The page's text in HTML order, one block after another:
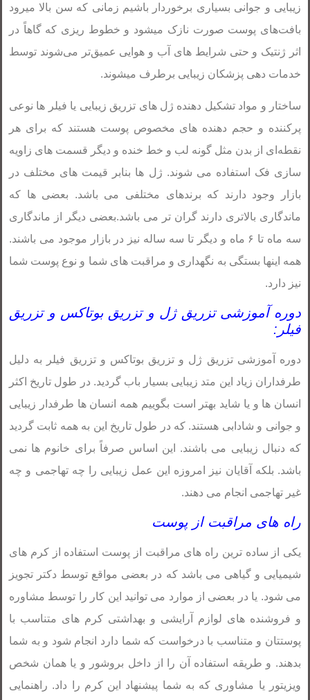
زیبایی و جوانی بسیاری برخوردار باشیم زمانی که سن بالا میرود
بافت‌های پوست صورت نازک میشود و خطوط ریزی که گاهاً در
اثر ژنتیک و حتی شرایط های آب و هوایی عمیق‌تر می‌شوند توسط
خدمات دهی پزشکان زیبایی برطرف میشوند.
ساختار و مواد تشکیل دهنده ژل های تزریق زیبایی یا فیلر ها نوعی
پرکننده و حجم دهنده های مخصوص پوست هستند که برای هر
نقطه‌ای از بدن مثل گونه لب و خط خنده و دیگر قسمت های زاویه
سازی فک استفاده می شوند. ژل ها بنابر قیمت های مختلف در
بازار وجود دارند که برندهای مختلفی می باشد. بعضی ها که
ماندگاری بالاتری دارند گران تر می باشد.بعضی دیگر از ماندگاری
سه ماه تا ۶ ماه و دیگر تا سه ساله نیز در بازار موجود می باشند.
همه اینها بستگی به نگهداری و مراقبت های شما و نوع پوست شما
نیز دارد.
دوره آموزشی تزریق ژل و تزریق بوتاکس و تزریق
فیلر:
دوره آموزشی تزریق ژل و تزریق بوتاکس و تزریق فیلر به دلیل
طرفداران زیاد این متد زیبایی بسیار باب گردید. در طول تاریخ اکثر
انسان ها و یا شاید بهتر است بگوییم همه انسان ها طرفدار زیبایی
و جوانی و شادابی هستند. که در طول تاریخ این به همه ثابت گردید
که دنبال زیبایی می باشند. این اساس صرفاً برای خانوم ها نمی
باشد. بلکه آقایان نیز امروزه این عمل زیبایی را چه تهاجمی و چه
غیر تهاجمی انجام می دهند.
راه های مراقبت از پوست
یکی از ساده ترین راه های مراقبت از پوست استفاده از کرم های
شیمیایی و گیاهی می باشد که در بعضی مواقع توسط دکتر تجویز
می شود. یا در بعضی از موارد می توانید این کار را توسط مشاوره
و فروشنده های لوازم آرایشی و بهداشتی کرم های متناسب با
پوستتان و متناسب با درخواست که شما دارد انجام شود و به شما
بدهند. و طریقه استفاده آن را از داخل بروشور و یا همان شخص
ویزیتور یا مشاوری که به شما پیشنهاد این کرم را داد. راهنمایی